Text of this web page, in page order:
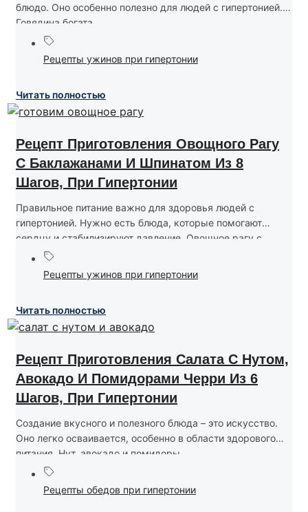
блюдо. Оно особенно полезно для людей с гипертонией.
Говядина богата...
Рецепты ужинов при гипертонии
Читать полностью
Рецепт Приготовления Овощного Рагу
С Баклажанами И Шпинатом Из 8
Шагов, При Гипертонии
Правильное питание важно для здоровья людей с
гипертонией. Нужно есть блюда, которые помогают
сердцу и стабилизируют давление. Овощное рагу с...
Рецепты ужинов при гипертонии
Читать полностью
Рецепт Приготовления Салата С Нутом,
Авокадо И Помидорами Черри Из 6
Шагов, При Гипертонии
Создание вкусного и полезного блюда – это искусство.
Оно легко осваивается, особенно в области здорового
питания. Нут, авокадо и помидоры...
Рецепты обедов при гипертонии